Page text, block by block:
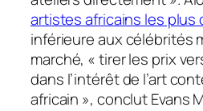
artistes africains les plus
inférieure aux célébrités
marché, «tirer les prix
dans l’intérêt de l’art
africain », conclut Evans